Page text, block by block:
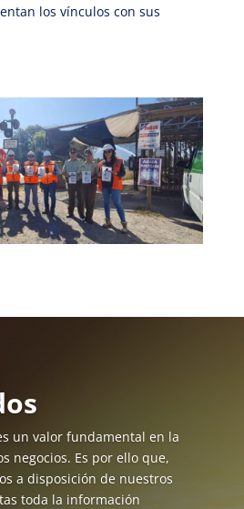
los vínculos con sus
un valor fundamental en la
negocios. Es por ello que,
a disposición de nuestros
toda la información